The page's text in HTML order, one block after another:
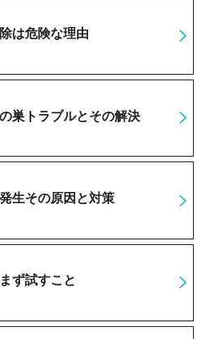
は危険な理由
巣トラブルとその解決
生その原因と対策
ず試すこと